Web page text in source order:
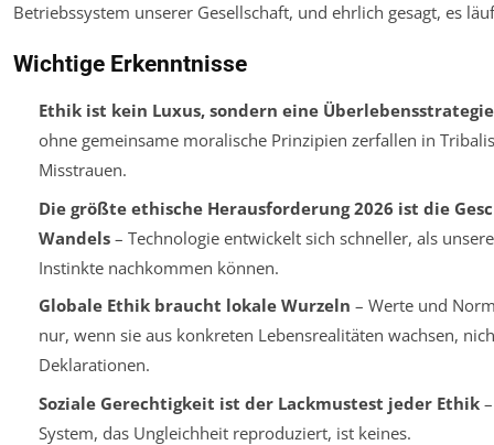
Betriebssystem unserer Gesellschaft, und ehrlich gesagt, es
Wichtige Erkenntnisse
Ethik ist kein Luxus, sondern eine Überlebensstrategie
ohne gemeinsame moralische Prinzipien zerfallen in
Misstrauen.
Die größte ethische Herausforderung 2026 ist die
Wandels– Technologie entwickelt sich schneller, als
Instinkte nachkommen können.
Globale Ethik braucht lokale Wurzeln – Werte und
nur, wenn sie aus konkreten Lebensrealitäten wachsen,
Deklarationen.
Soziale Gerechtigkeit ist der Lackmustest jeder Ethik–
System, das Ungleichheit reproduziert, ist keines.